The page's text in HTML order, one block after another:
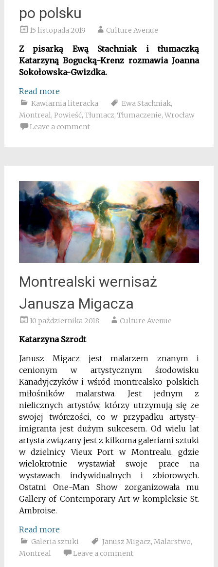
po polsku
15 listopada 2019 Culture Avenue
Z pisarką Ewą Stachniak i tłumaczką
Katarzyną Bogucką-Krenz rozmawia Joanna
Sokołowska-Gwizdka.
Read more
Kawiarnia literacka Ewa Stachniak,
Montreal, Powieść, Tłumacz, Tłumaczenie, Wrocław
Leave a comment
Montrealski wernisaż
Janusza Migacza
10 października 2018 Culture Avenue
Katarzyna Szrodt
Janusz Migacz jest malarzem znanym i
cenionym w artystycznym środowisku
Kanadyjczyków i wśród montrealsko-polskich
miłośników malarstwa. Jest jednym z
nielicznych artystów, którzy utrzymują się ze
swojej twórczości, co w przypadku artysty-
imigranta jest dużym sukcesem. Od wielu lat
artysta związany jest z kilkoma galeriami sztuki
w dzielnicy Vieux Port w Montrealu, gdzie
wielokrotnie wystawiał swoje prace na
wystawach indywidualnych i zbiorowych.
Ostatni One-Man Show zorganizowała mu
Gallery of Contemporary Art w kompleksie St.
Ambroise.
Read more
Galeria sztuki Janusz Migacz, Malarstwo,
Montreal
Leave a comment